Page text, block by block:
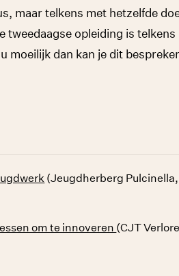
maar telkens met hetzelfde
tweedaagse opleiding is telkens
moeilijk dan kan je dit
(Jeugdherberg Pulcinella,
om te innoveren (CJT